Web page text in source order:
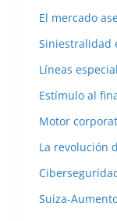
El mercado
Siniestralidad
Líneas
Estímulo al
Motor
La revolución
Suiza-